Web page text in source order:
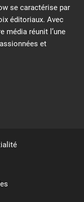
se caractérise par
éditoriaux. Avec
média réunit l’une
et